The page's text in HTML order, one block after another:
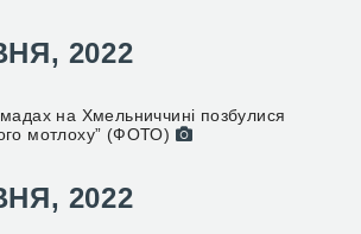
2022
на Хмельниччині позбулися
мотлоху” (ФОТО)
2022